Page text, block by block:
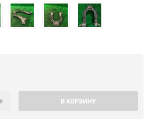
В КОРЗИНУ